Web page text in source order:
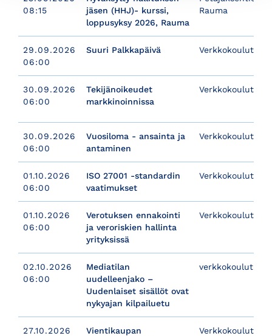
08:15
jäsen (HHJ)- kurssi,
loppusyksy 2026, Rauma
Rauma
29.09.2026
06:00
Suuri Palkkapäivä Verkkokoulutus
30.09.2026
06:00
Tekijänoikeudet
markkinoinnissa
Verkkokoulutus
30.09.2026
06:00
Vuosiloma - ansainta ja
antaminen
Verkkokoulutus
01.10.2026
06:00
ISO 27001 -standardin
vaatimukset
Verkkokoulutus
01.10.2026
06:00
Verotuksen ennakointi
ja veroriskien hallinta
yrityksissä
Verkkokoulutus
02.10.2026
06:00
Mediatilan
uudelleenjako –
Uudenlaiset sisällöt ovat
nykyajan kilpailuetu
verkkokoulutus
27.10.2026
Vientikaupan